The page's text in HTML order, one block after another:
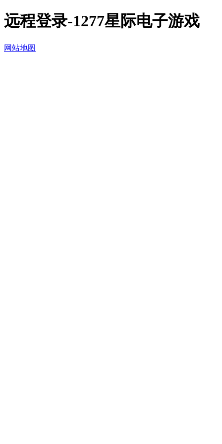
远程登录-1277星际电子游戏
网站地图